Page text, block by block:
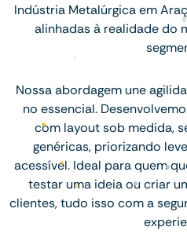
Indústria Metalúrgica em
alinhadas à realidade do
Nossa abordagem une
no essencial.
com layout sob medida,
genéricas, priorizando
acessível. Ideal para quem
testar uma ideia ou criar
clientes, tudo isso com a